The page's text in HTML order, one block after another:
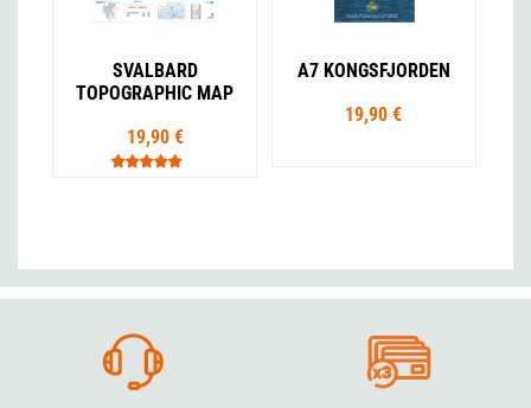
SVALBARD
TOPOGRAPHIC MAP
19,90 €
A7 KONGSFJORDEN
19,90 €